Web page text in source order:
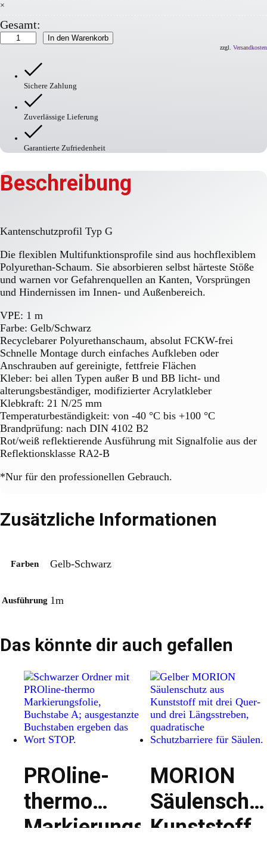
×
Gesamt:
Kantenschutzprofil
Typ
In den Warenkorb
zzgl. Versandkosten
Sichere Zahlung
Zuverlässige Lieferung
Garantierte Zufriedenheit
Beschreibung
Kantenschutzprofil Typ G
Die flexiblen Multifunktionsprofile sind aus hochflexiblem
Polyurethan-Schaum. Sie absorbieren selbst härteste Stöße
und warnen vor Gefahrenquellen an Kanten, Vorsprüngen
und Hindernissen im Innen- und Außenbereich.
VPE: 1 m
Farbe: Gelb/Schwarz
Recyclebarer Polyurethanschaum, absolut FCKW-frei
Schnelle Montage durch einfaches Aufkleben oder
Anschrauben auf gereinigte, fettfreie Flächen
Kleber: bei allen Typen außer B und BB licht- und
alterungsbeständiger, modifizierter Acrylatkleber
Klebkraft: 21 N/25 mm
Temperaturbeständigkeit: von -40 °C bis +100 °C
Brandprüfung: nach DIN 4102 B2
Rot/weiß reflektierende Ausführung mit Signalfolie aus der
Reflektionsklasse RA2-B
*Nur für den professionellen Gebrauch.
Zusätzliche Informationen
Farben Gelb-Schwarz
Ausführung 1m
Das könnte dir auch gefallen
PROline-
thermo
Markierungsfolie
MORION
Kunststoff